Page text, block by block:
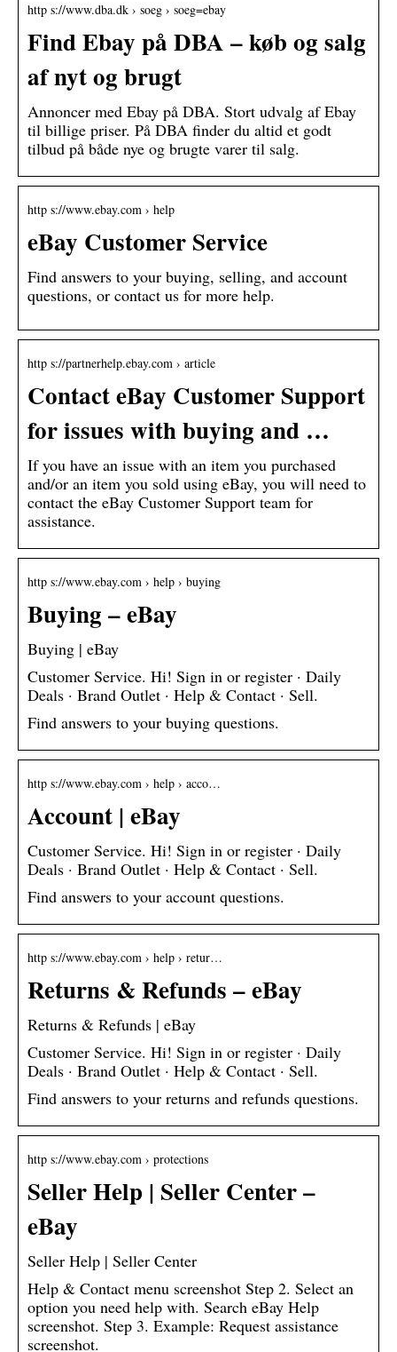
http s://www.dba.dk › soeg › soeg=ebay
Find Ebay på DBA – køb og salg
af nyt og brugt
Annoncer med Ebay på DBA. Stort udvalg af Ebay
til billige priser. På DBA finder du altid et godt
tilbud på både nye og brugte varer til salg.
http s://www.ebay.com › help
eBay Customer Service
Find answers to your buying, selling, and account
questions, or contact us for more help.
http s://partnerhelp.ebay.com › article
Contact eBay Customer Support
for issues with buying and …
If you have an issue with an item you purchased
and/or an item you sold using eBay, you will need to
contact the eBay Customer Support team for
assistance.
http s://www.ebay.com › help › buying
Buying – eBay
Buying | eBay
Customer Service. Hi! Sign in or register · Daily
Deals · Brand Outlet · Help & Contact · Sell.
Find answers to your buying questions.
http s://www.ebay.com › help › acco…
Account | eBay
Customer Service. Hi! Sign in or register · Daily
Deals · Brand Outlet · Help & Contact · Sell.
Find answers to your account questions.
http s://www.ebay.com › help › retur…
Returns & Refunds – eBay
Returns & Refunds | eBay
Customer Service. Hi! Sign in or register · Daily
Deals · Brand Outlet · Help & Contact · Sell.
Find answers to your returns and refunds questions.
http s://www.ebay.com › protections
Seller Help | Seller Center –
eBay
Seller Help | Seller Center
Help & Contact menu screenshot Step 2. Select an
option you need help with. Search eBay Help
screenshot. Step 3. Example: Request assistance
screenshot.